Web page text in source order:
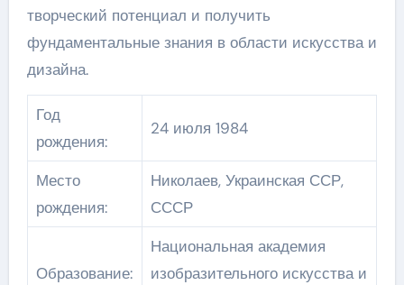
творческий потенциал и получить
фундаментальные знания в области искусства и
дизайна.
Год
рождения:
24 июля 1984
Место
рождения:
Николаев, Украинская ССР,
СССР
Образование:
Национальная академия
изобразительного искусства и